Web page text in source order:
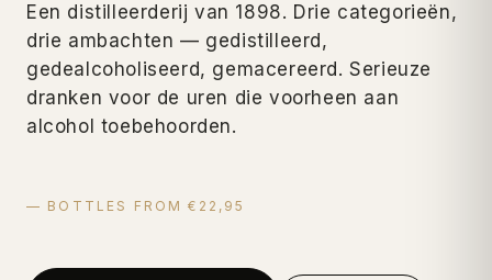
Een distilleerderij van 1898. Drie categorieën,
drie ambachten — gedistilleerd,
gedealcoholiseerd, gemacereerd. Serieuze
dranken voor de uren die voorheen aan
alcohol toebehoorden.
— BOTTLES FROM €22,95